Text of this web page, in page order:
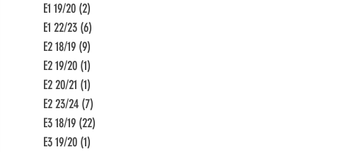
E1 19/20 (2)
E1 22/23 (6)
E2 18/19 (9)
E2 19/20 (1)
E2 20/21 (1)
E2 23/24 (7)
E3 18/19 (22)
E3 19/20 (1)